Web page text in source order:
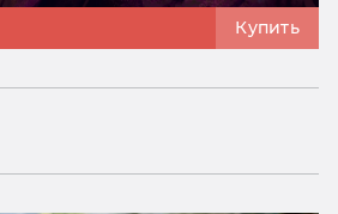
Купить